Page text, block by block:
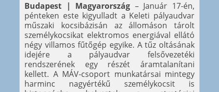
Budapest | Magyarország – Január 17-én,
pénteken este kigyulladt a Keleti pályaudvar
műszaki kocsibázisán az állomáson tárolt
személykocsikat elektromos energiával ellátó
négy villamos fűtőgép egyike. A tűz oltásának
idejére a pályaudvar felsővezetéki
rendszerének egy részét áramtalanítani
kellett. A MÁV-csoport munkatársai mintegy
harminc nagyértékű személykocsit is